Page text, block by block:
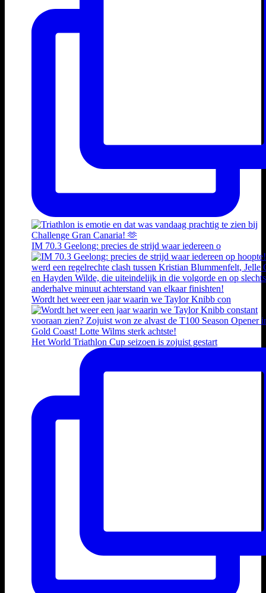
IM 70.3 Geelong: precies de strijd waar iedereen o
Wordt het weer een jaar waarin we Taylor Knibb con
Het World Triathlon Cup seizoen is zojuist gestart